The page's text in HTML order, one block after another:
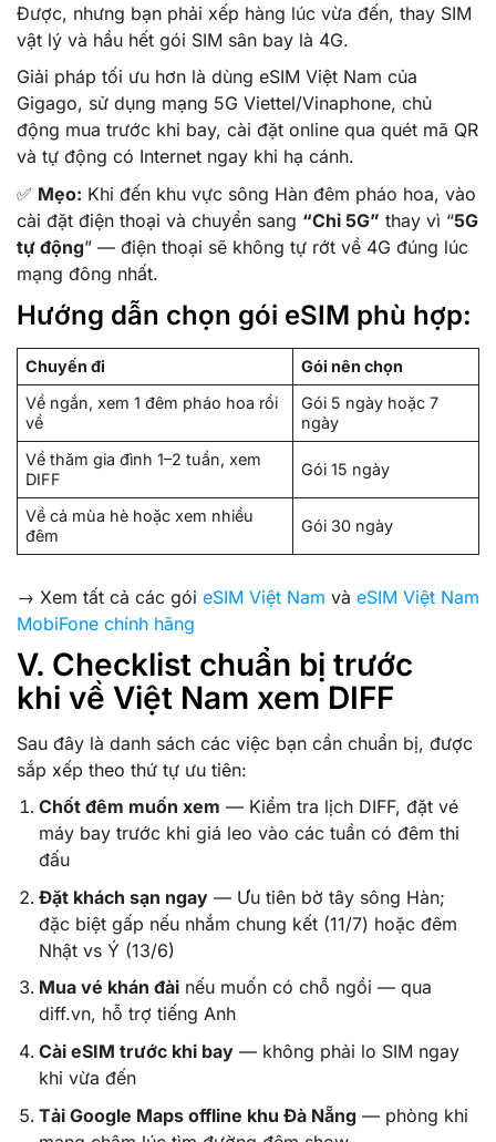
Được, nhưng bạn phải xếp hàng lúc vừa đến, thay SIM
vật lý và hầu hết gói SIM sân bay là 4G.
Giải pháp tối ưu hơn là dùng eSIM Việt Nam của
Gigago, sử dụng mạng 5G Viettel/Vinaphone, chủ
động mua trước khi bay, cài đặt online qua quét mã QR
và tự động có Internet ngay khi hạ cánh.
✅ Mẹo: Khi đến khu vực sông Hàn đêm pháo hoa, vào
cài đặt điện thoại và chuyển sang “Chỉ 5G” thay vì “5G
tự động” — điện thoại sẽ không tự rớt về 4G đúng lúc
mạng đông nhất.
Hướng dẫn chọn gói eSIM phù hợp:
Chuyến đi
Gói nên chọn
Về ngắn, xem 1 đêm pháo hoa rồi
về
Gói 5 ngày hoặc 7
ngày
Về thăm gia đình 1–2 tuần, xem
DIFF
Gói 15 ngày
Về cả mùa hè hoặc xem nhiều
đêm
Gói 30 ngày
→ Xem tất cả các gói eSIM Việt Nam và eSIM Việt Nam
MobiFone chính hãng
V. Checklist chuẩn bị trước
khi về Việt Nam xem DIFF
Sau đây là danh sách các việc bạn cần chuẩn bị, được
sắp xếp theo thứ tự ưu tiên:
Chốt đêm muốn xem — Kiểm tra lịch DIFF, đặt vé
máy bay trước khi giá leo vào các tuần có đêm thi
đấu
Đặt khách sạn ngay — Ưu tiên bờ tây sông Hàn;
đặc biệt gấp nếu nhắm chung kết (11/7) hoặc đêm
Nhật vs Ý (13/6)
Mua vé khán đài nếu muốn có chỗ ngồi — qua
diff.vn, hỗ trợ tiếng Anh
Cài eSIM trước khi bay — không phải lo SIM ngay
khi vừa đến
Tải Google Maps offline khu Đà Nẵng — phòng khi